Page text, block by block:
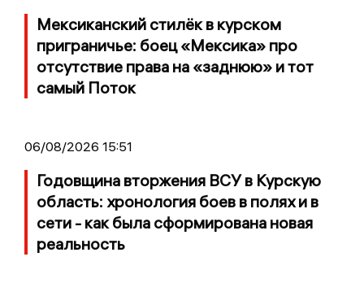
Мексиканский стилёк в курском
приграничье: боец «Мексика» про
отсутствие права на «заднюю» и тот
самый Поток
06/08/2026 15:51
Годовщина вторжения ВСУ в Курскую
область: хронология боев в полях и в
сети - как была сформирована новая
реальность